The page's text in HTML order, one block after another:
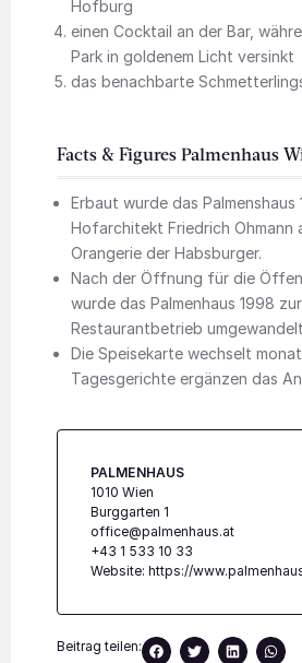
Hofburg
einen Cocktail an der Bar,
Park in goldenem Licht versinkt
das benachbarte
Facts & Figures Palmenhaus
Erbaut wurde das Palmenshaus
Hofarchitekt Friedrich Ohmann
Orangerie der Habsburger.
Nach der Öffnung für die
wurde das Palmenhaus 1998
Restaurantbetrieb
Die Speisekarte wechselt
Tagesgerichte ergänzen das
PALMENHAUS
1010 Wien
Burggarten 1
office@palmenhaus.at
+43 1 533 10 33
Website: https://
Beitrag teilen: